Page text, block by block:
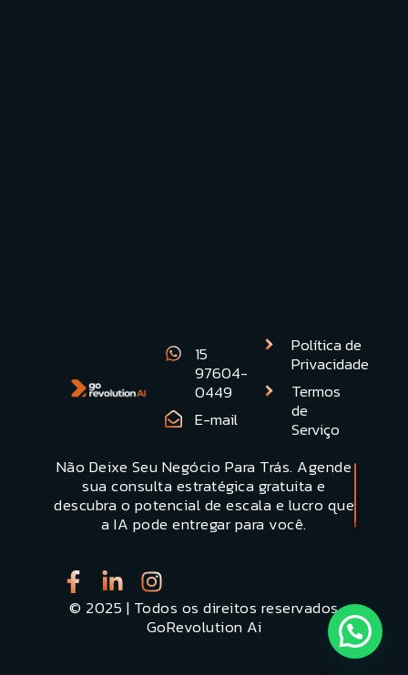
15
97604-
0449
E-mail
Política de
Privacidade
Termos
de
Serviço
Não Deixe Seu Negócio Para Trás. Agende
sua consulta estratégica gratuita e
descubra o potencial de escala e lucro que
a IA pode entregar para você.
Quero uma
Demonstracão
© 2025 | Todos os direitos reservados
GoRevolution Ai